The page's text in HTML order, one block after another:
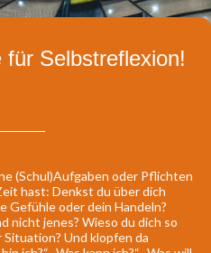
Selbstreflexion!
(Schul)Aufgaben oder Pflichten
hast: Denkst du über dich
Gefühle oder dein Handeln?
nicht jenes? Wieso du dich so
Und klopfen da